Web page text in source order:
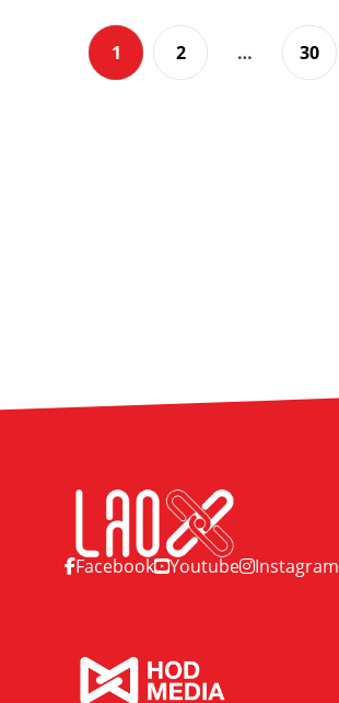
1 2 … 30
Facebook Youtube Instagram